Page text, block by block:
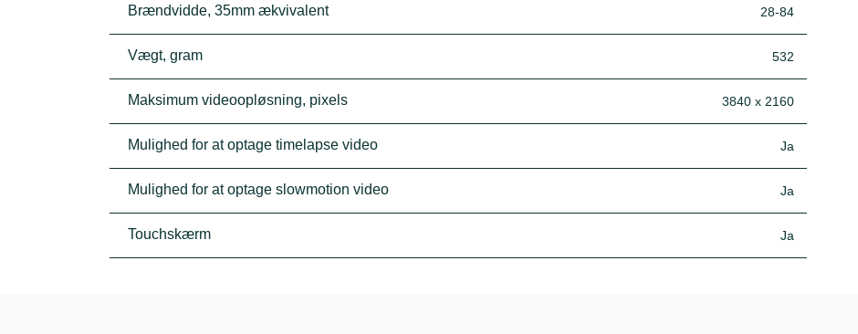
Brændvidde, 35mm ækvivalent 28-84
Vægt, gram 532
Maksimum videoopløsning, pixels 3840 x 2160
Mulighed for at optage timelapse video Ja
Mulighed for at optage slowmotion video Ja
Touchskærm Ja